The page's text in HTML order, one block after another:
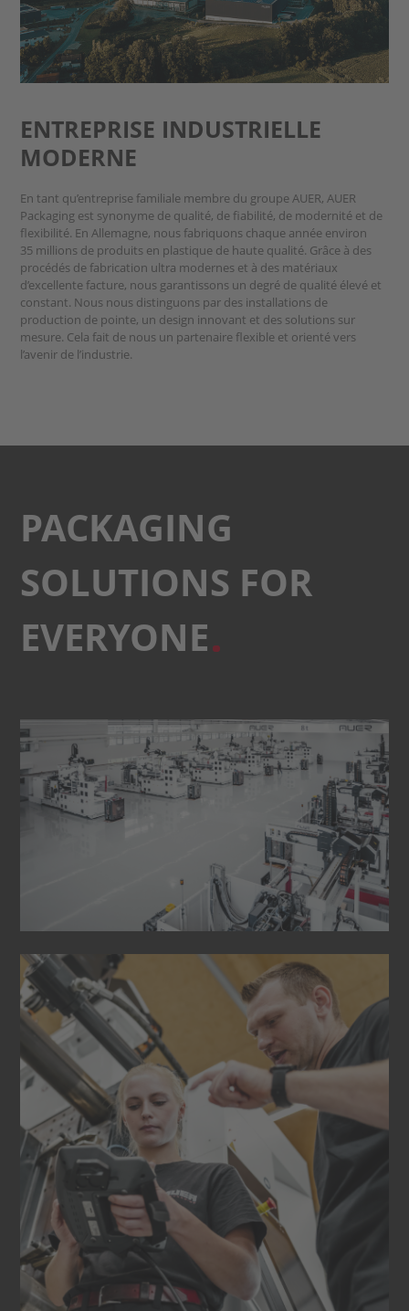
ENTREPRISE INDUSTRIELLE
MODERNE
En tant qu’entreprise familiale membre du groupe AUER, AUER
Packaging est synonyme de qualité, de fiabilité, de modernité et de
flexibilité. En Allemagne, nous fabriquons chaque année environ
35 millions de produits en plastique de haute qualité. Grâce à des
procédés de fabrication ultra modernes et à des matériaux
d’excellente facture, nous garantissons un degré de qualité élevé et
constant. Nous nous distinguons par des installations de
production de pointe, un design innovant et des solutions sur
mesure. Cela fait de nous un partenaire flexible et orienté vers
l’avenir de l’industrie.
PACKAGING
SOLUTIONS FOR
EVERYONE